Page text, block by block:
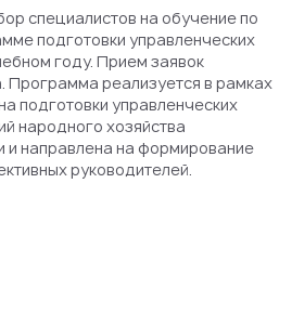
специалистов на обучение по
подготовки управленческих
году. Прием заявок
Программа реализуется в рамках
подготовки управленческих
народного хозяйства
и направлена на формирование
руководителей.